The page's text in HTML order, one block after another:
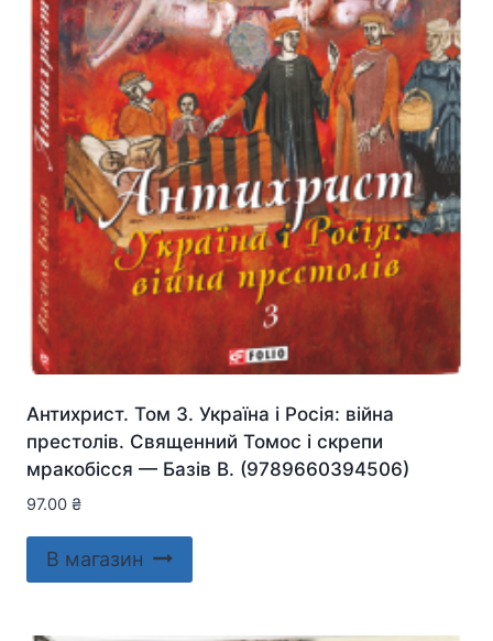
Антихрист. Том 3. Україна і Росія: війна
престолів. Священний Томос і скрепи
мракобісся — Базiв В. (9789660394506)
97.00 ₴
В магазин